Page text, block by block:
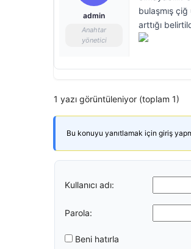
admin
Anahtar
yönetici
bulaşmış
arttığı
1 yazı görüntüleniyor (toplam 1)
Bu konuyu yanıtlamak için giriş
Kullanıcı adı:
Parola:
Beni hatırla